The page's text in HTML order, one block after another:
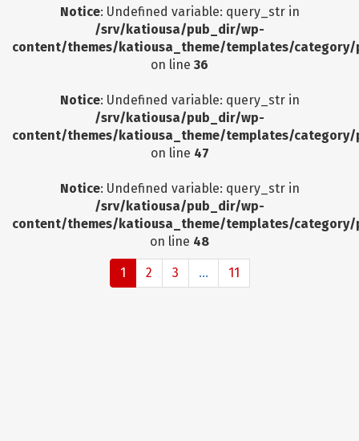
Notice: Undefined variable: query_str in
/srv/katiousa/pub_dir/wp-
content/themes/katiousa_theme/templates/
on line 36
Notice: Undefined variable: query_str in
/srv/katiousa/pub_dir/wp-
content/themes/katiousa_theme/templates/
on line 47
Notice: Undefined variable: query_str in
/srv/katiousa/pub_dir/wp-
content/themes/katiousa_theme/templates/
on line 48
1 2 3 ... 11